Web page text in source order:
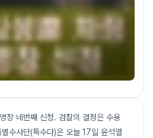
장 네번째 신청. 검찰의 결정은 수용
수사단(특수다)은 오늘 17일 윤석열